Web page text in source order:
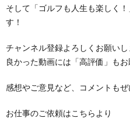
そして「ゴルフも人生も楽しく
す！
チャンネル登録よろしくお願いし
良かった動画には「高評価」もお
感想やご意見など、コメントも
お仕事のご依頼はこちらより